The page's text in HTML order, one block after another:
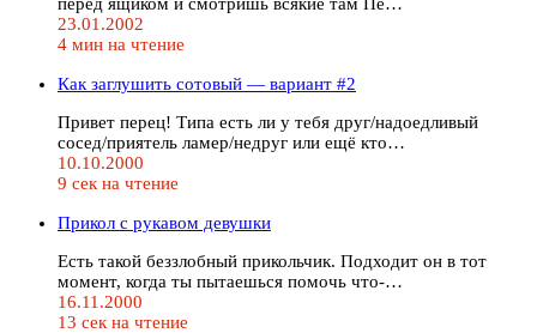
23.01.2002
4 мин на чтение
Как заглушить сотовый — вариант #2
Привет перец! Типа есть ли у тебя друг/надоедливый
сосед/приятель ламер/недруг или ещё кто…
10.10.2000
9 сек на чтение
Прикол с рукавом девушки
Есть такой беззлобный прикольчик. Подходит он в тот
момент, когда ты пытаешься помочь что-…
16.11.2000
13 сек на чтение